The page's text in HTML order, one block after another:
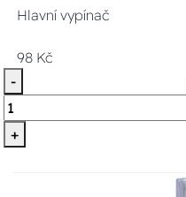
Hlavní vypínač
98 Kč
-
+